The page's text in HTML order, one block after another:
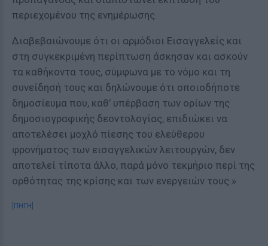
περιεχομένου της ενημέρωσης.
Διαβεβαιώνουμε ότι οι αρμόδιοι Εισαγγελείς και
στη συγκεκριμένη περίπτωση άσκησαν και ασκούν
τα καθήκοντα τους, σύμφωνα με το νόμο και τη
συνείδησή τους και δηλώνουμε ότι οποιοδήποτε
δημοσίευμα που, καθ’ υπέρβαση των ορίων της
δημοσιογραφικής δεοντολογίας, επιδιώκει να
αποτελέσει μοχλό πίεσης του ελεύθερου
φρονήματος των εισαγγελικών λειτουργών, δεν
αποτελεί τίποτα άλλο, παρά μόνο τεκμήριο περί της
ορθότητας της κρίσης και των ενεργειών τους.»
[ΠΗΓΗ]